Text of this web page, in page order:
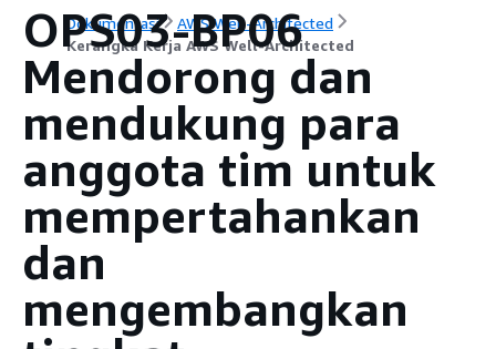
Dokumentasi
AWS Well-Architected
Kerangka Kerja AWS Well-Architected
OPS03-BP06
Mendorong dan
mendukung para
anggota tim untuk
mempertahankan
dan
mengembangkan